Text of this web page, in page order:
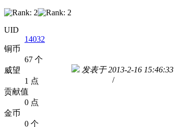
UID
14032
铜币
67 个
威望
1 点
贡献值
0 点
金币
0 个
发表于 2013-2-16 15:46:33
/